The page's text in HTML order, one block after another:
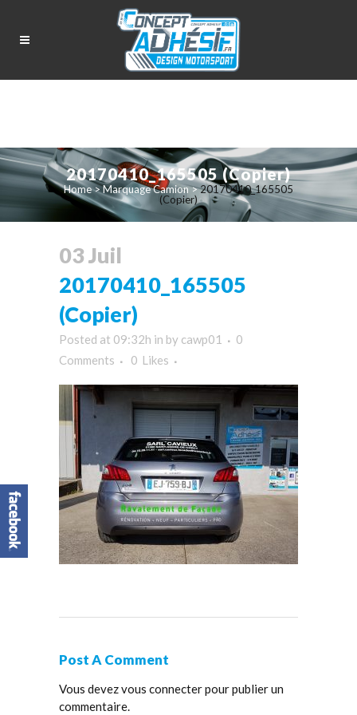
20170410_165505 (Copier)
Home>Marquage Camion>20170410_165505
(Copier)
03 Juil
20170410_165505
(Copier)
Posted at 09:32h in by cawp01
0
Comments
0 Likes
Post A Comment
Vous devezvous connecterpour publier un
commentaire.